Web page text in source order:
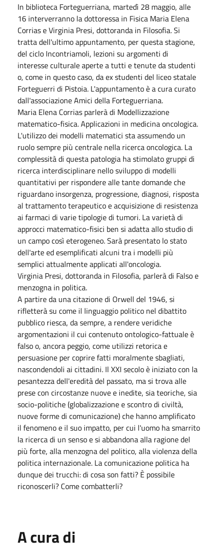
In biblioteca Forteguerriana, martedì 28 maggio, alle
16 interverranno la dottoressa in Fisica Maria Elena
Corrias e Virginia Presi, dottoranda in Filosofia. Si
tratta dell'ultimo appuntamento, per questa stagione,
del ciclo Incontriamoli, lezioni su argomenti di
interesse culturale aperte a tutti e tenute da studenti
o, come in questo caso, da ex studenti del liceo statale
Forteguerri di Pistoia. L'appuntamento è a cura curato
dall'associazione Amici della Forteguerriana.
Maria Elena Corrias parlerà di Modellizzazione
matematico-fisica. Applicazioni in medicina oncologica.
L'utilizzo dei modelli matematici sta assumendo un
ruolo sempre più centrale nella ricerca oncologica. La
complessità di questa patologia ha stimolato gruppi di
ricerca interdisciplinare nello sviluppo di modelli
quantitativi per rispondere alle tante domande che
riguardano insorgenza, progressione, diagnosi, risposta
al trattamento terapeutico e acquisizione di resistenza
ai farmaci di varie tipologie di tumori. La varietà di
approcci matematico-fisici ben si adatta allo studio di
un campo così eterogeneo. Sarà presentato lo stato
dell'arte ed esemplificati alcuni tra i modelli più
semplici attualmente applicati all'oncologia.
Virginia Presi, dottoranda in Filosofia, parlerà di Falso e
menzogna in politica.
A partire da una citazione di Orwell del 1946, si
rifletterà su come il linguaggio politico nel dibattito
pubblico riesca, da sempre, a rendere veridiche
argomentazioni il cui contenuto ontologico-fattuale è
falso o, ancora peggio, come utilizzi retorica e
persuasione per coprire fatti moralmente sbagliati,
nascondendoli ai cittadini. Il XXI secolo è iniziato con la
pesantezza dell'eredità del passato, ma si trova alle
prese con circostanze nuove e inedite, sia teoriche, sia
socio-politiche (globalizzazione e scontro di civiltà,
nuove forme di comunicazione) che hanno amplificato
il fenomeno e il suo impatto, per cui l'uomo ha smarrito
la ricerca di un senso e si abbandona alla ragione del
più forte, alla menzogna del politico, alla violenza della
politica internazionale. La comunicazione politica ha
dunque dei trucchi: di cosa son fatti? È possibile
riconoscerli? Come combatterli?
A cura di